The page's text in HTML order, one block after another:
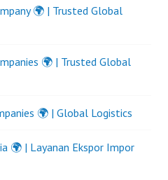
🌍 | Trusted Global
🌍 | Trusted Global
🌍 | Global Logistics
🌍 | Layanan Ekspor Impor